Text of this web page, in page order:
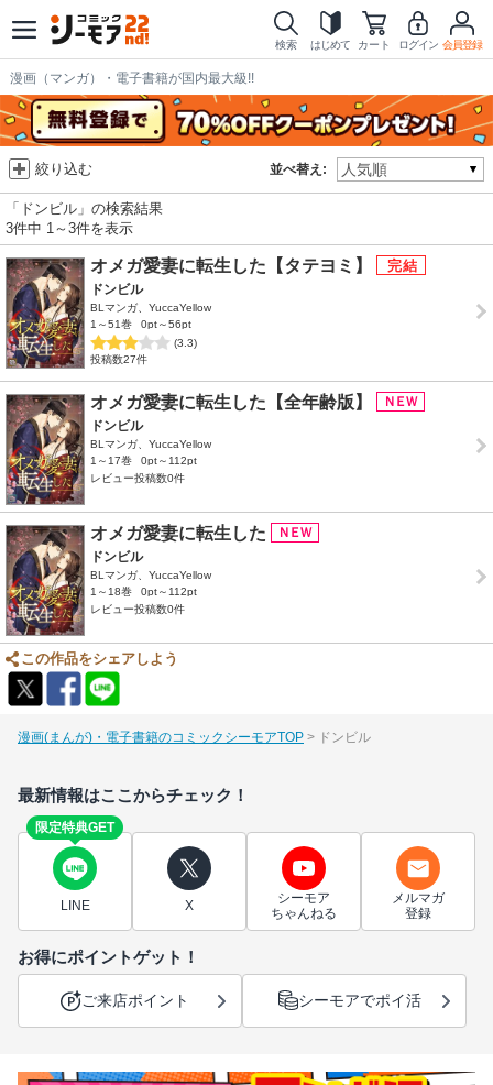
検索 はじめて カート ログイン 会員登録
漫画（マンガ）・電子書籍が国内最大級!!
並べ替え:
絞り込む
「ドンビル」の検索結果
3件中 1～3件を表示
オメガ愛妻に転生した【タテヨミ】
ドンビル
BLマンガ、YuccaYellow
1～51巻
0pt～56pt
(3.3)
投稿数27件
オメガ愛妻に転生した【全年齢版】
ドンビル
BLマンガ、YuccaYellow
1～17巻
0pt～112pt
レビュー投稿数0件
オメガ愛妻に転生した
ドンビル
BLマンガ、YuccaYellow
1～18巻
0pt～112pt
レビュー投稿数0件
この作品をシェアしよう
漫画(まんが)・電子書籍のコミックシーモアTOP ドンビル
最新情報はここからチェック！
限定特典GET
LINE X
シーモア
ちゃんねる
メルマガ
登録
お得にポイントゲット！
ご来店ポイント シーモアでポイ活